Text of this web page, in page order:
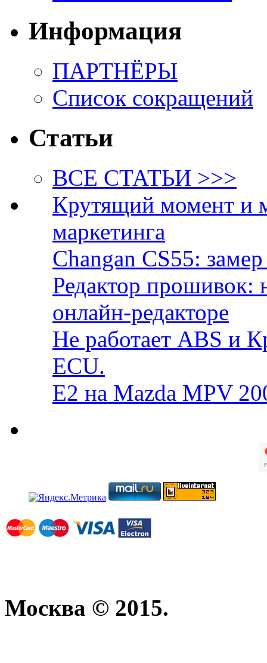
Информация
ПАРТНЁРЫ
Список сокращений
Статьи
ВСЕ СТАТЬИ >>>
Крутящий момент и
маркетинга
Changan CS55:
Редактор прошивок:
онлайн-редакторе
Не работает ABS и
ECU.
E2 на Mazda MPV
Москва © 2015.